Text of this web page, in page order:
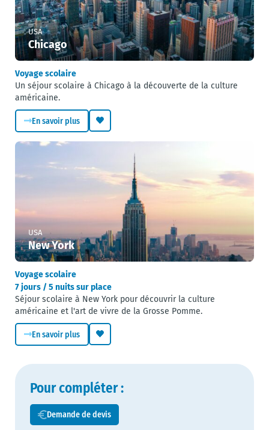
USA
Chicago
Voyage scolaire
Un séjour scolaire à Chicago à la découverte de la culture
américaine.
En savoir plus
USA
New York
Voyage scolaire
7 jours / 5 nuits sur place
Séjour scolaire à New York pour découvrir la culture
américaine et l'art de vivre de la Grosse Pomme.
En savoir plus
Pour compléter :
Demande de devis